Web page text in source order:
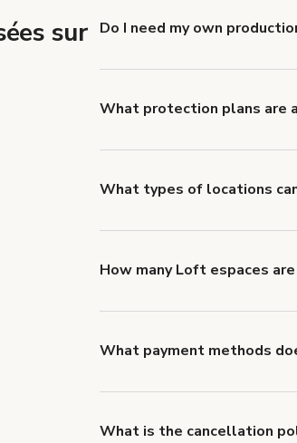
sur
Do I need my own
What protection plans are
What types of locations
How many Loft espaces
What payment methods
What is the cancellation